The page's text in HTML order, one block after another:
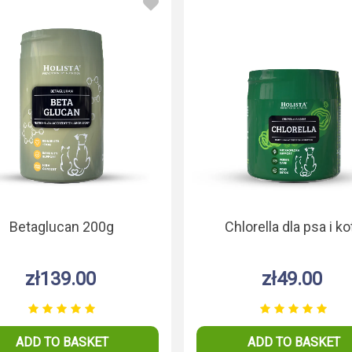
i kota
HolistaPets Brewer's
100g
ADD TO
Betaglucan 200g
zł139.00
ADD TO BASKET
Chlorella dla psa i
zł49.00
ADD TO BASKET